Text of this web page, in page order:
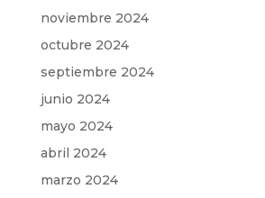
noviembre 2024
octubre 2024
septiembre 2024
junio 2024
mayo 2024
abril 2024
marzo 2024